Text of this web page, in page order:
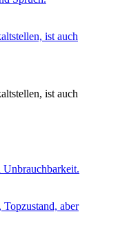
ist auch
ist auch
aber